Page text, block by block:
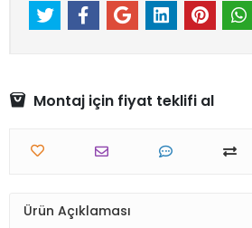
Montaj için fiyat teklifi al
Ürün Açıklaması